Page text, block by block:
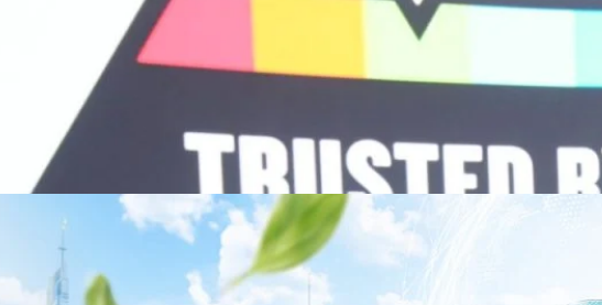
(ประเทศไทย) จำกัด (มหาชน) หรือ SYNNEX โชว์ผลการดำเนินงานแข็งแกร่ง กำไรสุทธิ
งวด 6 เดือนแรกของปี 2569 เติบโต 17.8% และ 17.7% จากช่วงเดียวกันของปีก่อน สูงกว่าการ
ยได้อย่างมีนัยสำคัญ พร้อมประกาศจ่ายเงินปันผลระหว่างกาล 0.10 บาทต่อหุ้น โดยกำหนดวันที่
นผล (XD) วันที่ 19 สิงหาคม 2569 และกำหนดจ่ายเงินปันผลวันที่ 2 กันยายน 2569 นางสาวสุ
ประธานเจ้าหน้าที่บริหาร บริษัท ซินเน็ค (ประเทศไทย) จำกัด (มหาชน) เปิดเผยว่า ในช่วงครึ่งปี
หน้าขับเคลื่อน Business Transformation อย่างต่อเนื่อง ผ่านการยกระดับจากผู้จัดจำหน่าย
รเป็น Digital Infrastructure Platform เพื่อรองรับการเติบโตของเศรษฐกิจ AI โดยมุ่งเพิ่ม
มีมูลค่าเพิ่ม ควบคู่กับการขยายเครือข่ายพันธมิตรเทคโนโลยีระดับโลก…
| 1 days ago
ปี สำนักข่าว TODAY เปิดเวทีใหญ่ SUSTAIN CITY: THE GREEN
ถกแนวทางปรับตัวสู่เศรษฐกิจสีเขียวอย่างยั่งยืน